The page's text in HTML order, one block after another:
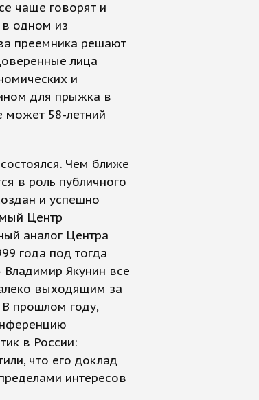
чаще говорят и
в одном из
преемника решают
лица
и
для прыжка в
может 58-летний
Чем ближе
в роль публичного
и успешно
Центр
аналог Центра
года под тогда
Якунин все
выходящим за
прошлом году,
в России:
что его доклад
интересов